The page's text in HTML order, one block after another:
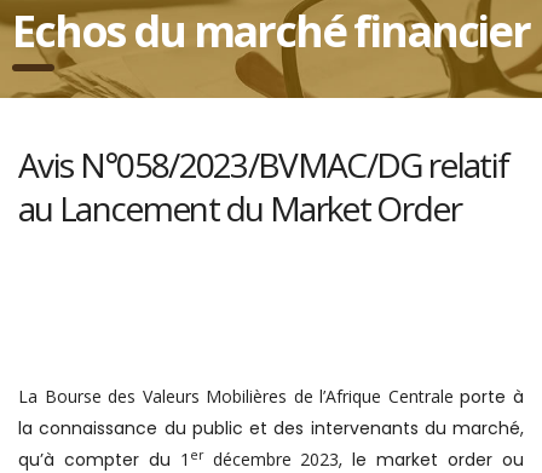
Echos du marché financier
Avis N°058/2023/BVMAC/DG relatif
au Lancement du Market Order
La Bourse des Valeurs Mobilières de l’Afrique Centrale porte à
la connaissance du public et des intervenants du marché,
qu’à compter du 1 erdécembre 2023, le market order ou